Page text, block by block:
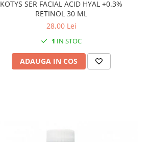
KOTYS SER FACIAL ACID HYAL +0.3%
RETINOL 30 ML
28,00 Lei
1 IN STOC
ADAUGA IN COS